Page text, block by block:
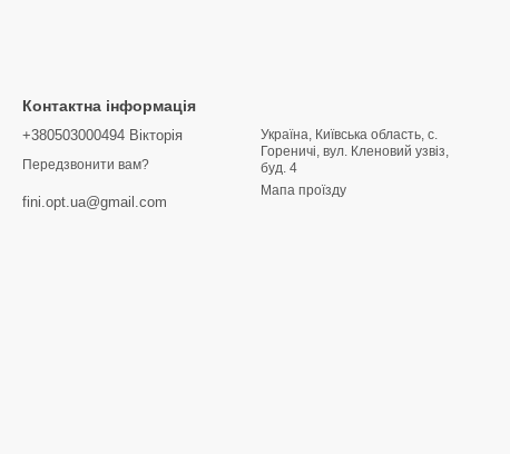
Контактна інформація
+380503000494 Вікторія
Передзвонити вам?
fini.opt.ua@gmail.com
Україна, Київська область, с.
Гореничі, вул. Кленовий узвіз,
буд. 4
Мапа проїзду